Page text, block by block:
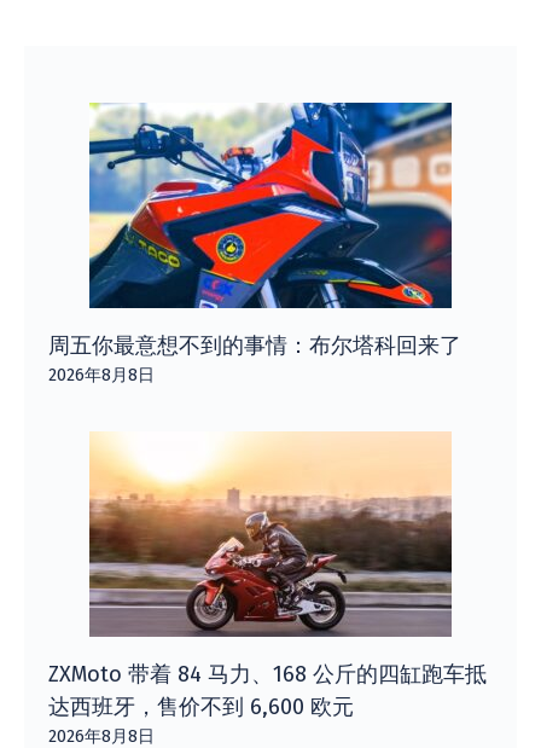
周五你最意想不到的事情：布尔塔科回来了
2026年8月8日
ZXMoto 带着 84 马力、168 公斤的四缸跑车抵
达西班牙，售价不到 6,600 欧元
2026年8月8日